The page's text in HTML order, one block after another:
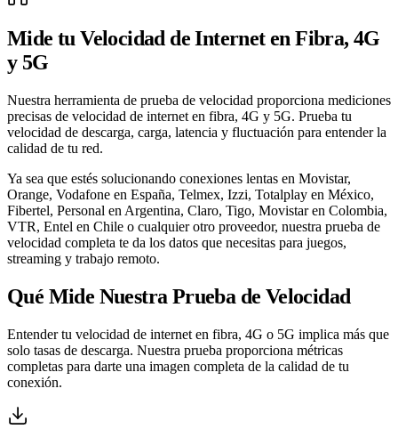
Mide tu Velocidad de Internet en Fibra, 4G
y 5G
Nuestra herramienta de prueba de velocidad proporciona mediciones
precisas de velocidad de internet en fibra, 4G y 5G. Prueba tu
velocidad de descarga, carga, latencia y fluctuación para entender la
calidad de tu red.
Ya sea que estés solucionando conexiones lentas en Movistar,
Orange, Vodafone en España, Telmex, Izzi, Totalplay en México,
Fibertel, Personal en Argentina, Claro, Tigo, Movistar en Colombia,
VTR, Entel en Chile o cualquier otro proveedor, nuestra prueba de
velocidad completa te da los datos que necesitas para juegos,
streaming y trabajo remoto.
Qué Mide Nuestra Prueba de Velocidad
Entender tu velocidad de internet en fibra, 4G o 5G implica más que
solo tasas de descarga. Nuestra prueba proporciona métricas
completas para darte una imagen completa de la calidad de tu
conexión.